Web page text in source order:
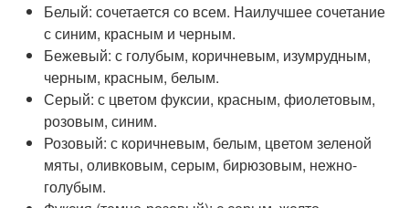
Белый: сочетается со всем. Наилучшее сочетание
с синим, красным и черным.
Бежевый: с голубым, коричневым, изумрудным,
черным, красным, белым.
Серый: с цветом фуксии, красным, фиолетовым,
розовым, синим.
Розовый: с коричневым, белым, цветом зеленой
мяты, оливковым, серым, бирюзовым, нежно-
голубым.